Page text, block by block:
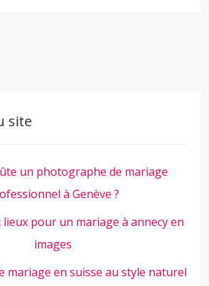
site
un photographe de mariage
à Genève ?
lieux pour un mariage à annecy en
images
mariage en suisse au style naturel